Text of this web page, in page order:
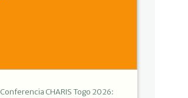
Conferencia CHARIS Togo 2026: